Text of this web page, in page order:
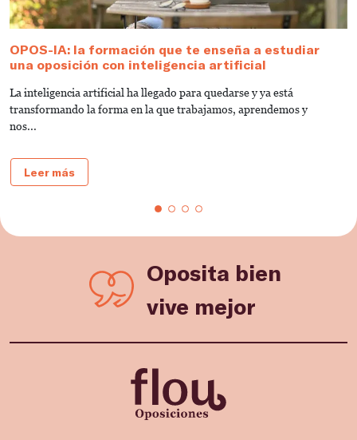
OPOS-IA: la formación que te enseña a estudiar
una oposición con inteligencia artificial
La inteligencia artificial ha llegado para quedarse y ya está
transformando la forma en la que trabajamos, aprendemos y
nos...
Leer más
Oposita bien
vive mejor